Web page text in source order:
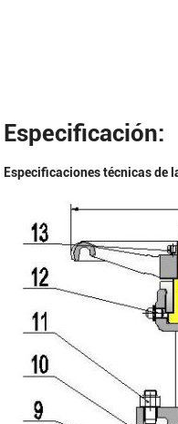
Especificación:
Especificaciones técnicas de